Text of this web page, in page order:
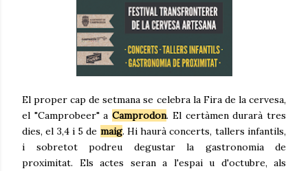
El proper cap de setmana se celebra la Fira de la cervesa,
el "Camprobeer" aCamprodon. El certàmen durarà tres
dies, el 3,4 i 5 de maig. Hi haurà concerts, tallers infantils,
i sobretot podreu degustar la gastronomia de
proximitat. Els actes seran a l'espai u d'octubre, als